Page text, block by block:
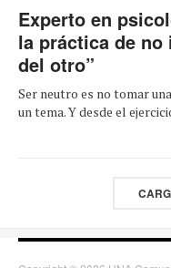
Experto en
la práctica de
del otro”
Ser neutro es no tomar
un tema. Y desde el